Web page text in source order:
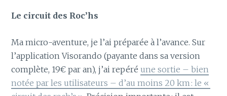
Le circuit des Roc’hs
Ma micro-aventure, je l’ai préparée à l’avance. Sur
l’application Visorando (payante dans sa version
complète, 19€ par an), j’ai repéré une sortie – bien
notée par les utilisateurs – d’au moins 20 km : le «